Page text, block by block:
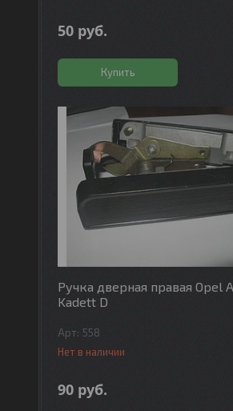
50 руб.
Купить
Ручка дверная правая Opel
Kadett D
558
Нет в наличии
90 руб.